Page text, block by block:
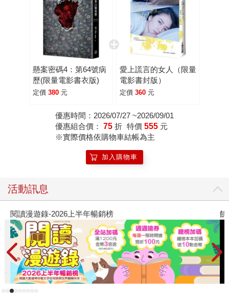
懸案密碼4：第64號病
歷(限量電影書衣版)
定價 380 元
愛上謊言的女人（限量
電影書封版）
定價 360 元
優惠時間：2026/07/27 ~2026/09/01
優惠組合價： 75 折 特價 555 元
※實際價格依購物車結帳為主
加入購物車
活動訊息
閱讀漫遊錄-2026上半年暢銷榜 飢